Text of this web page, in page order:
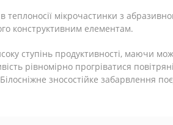
мікрочастинки з
конструктивним елементам.
ступінь продуктивності, маючи
рівномірно прогріватися
зносостійке забарвлення